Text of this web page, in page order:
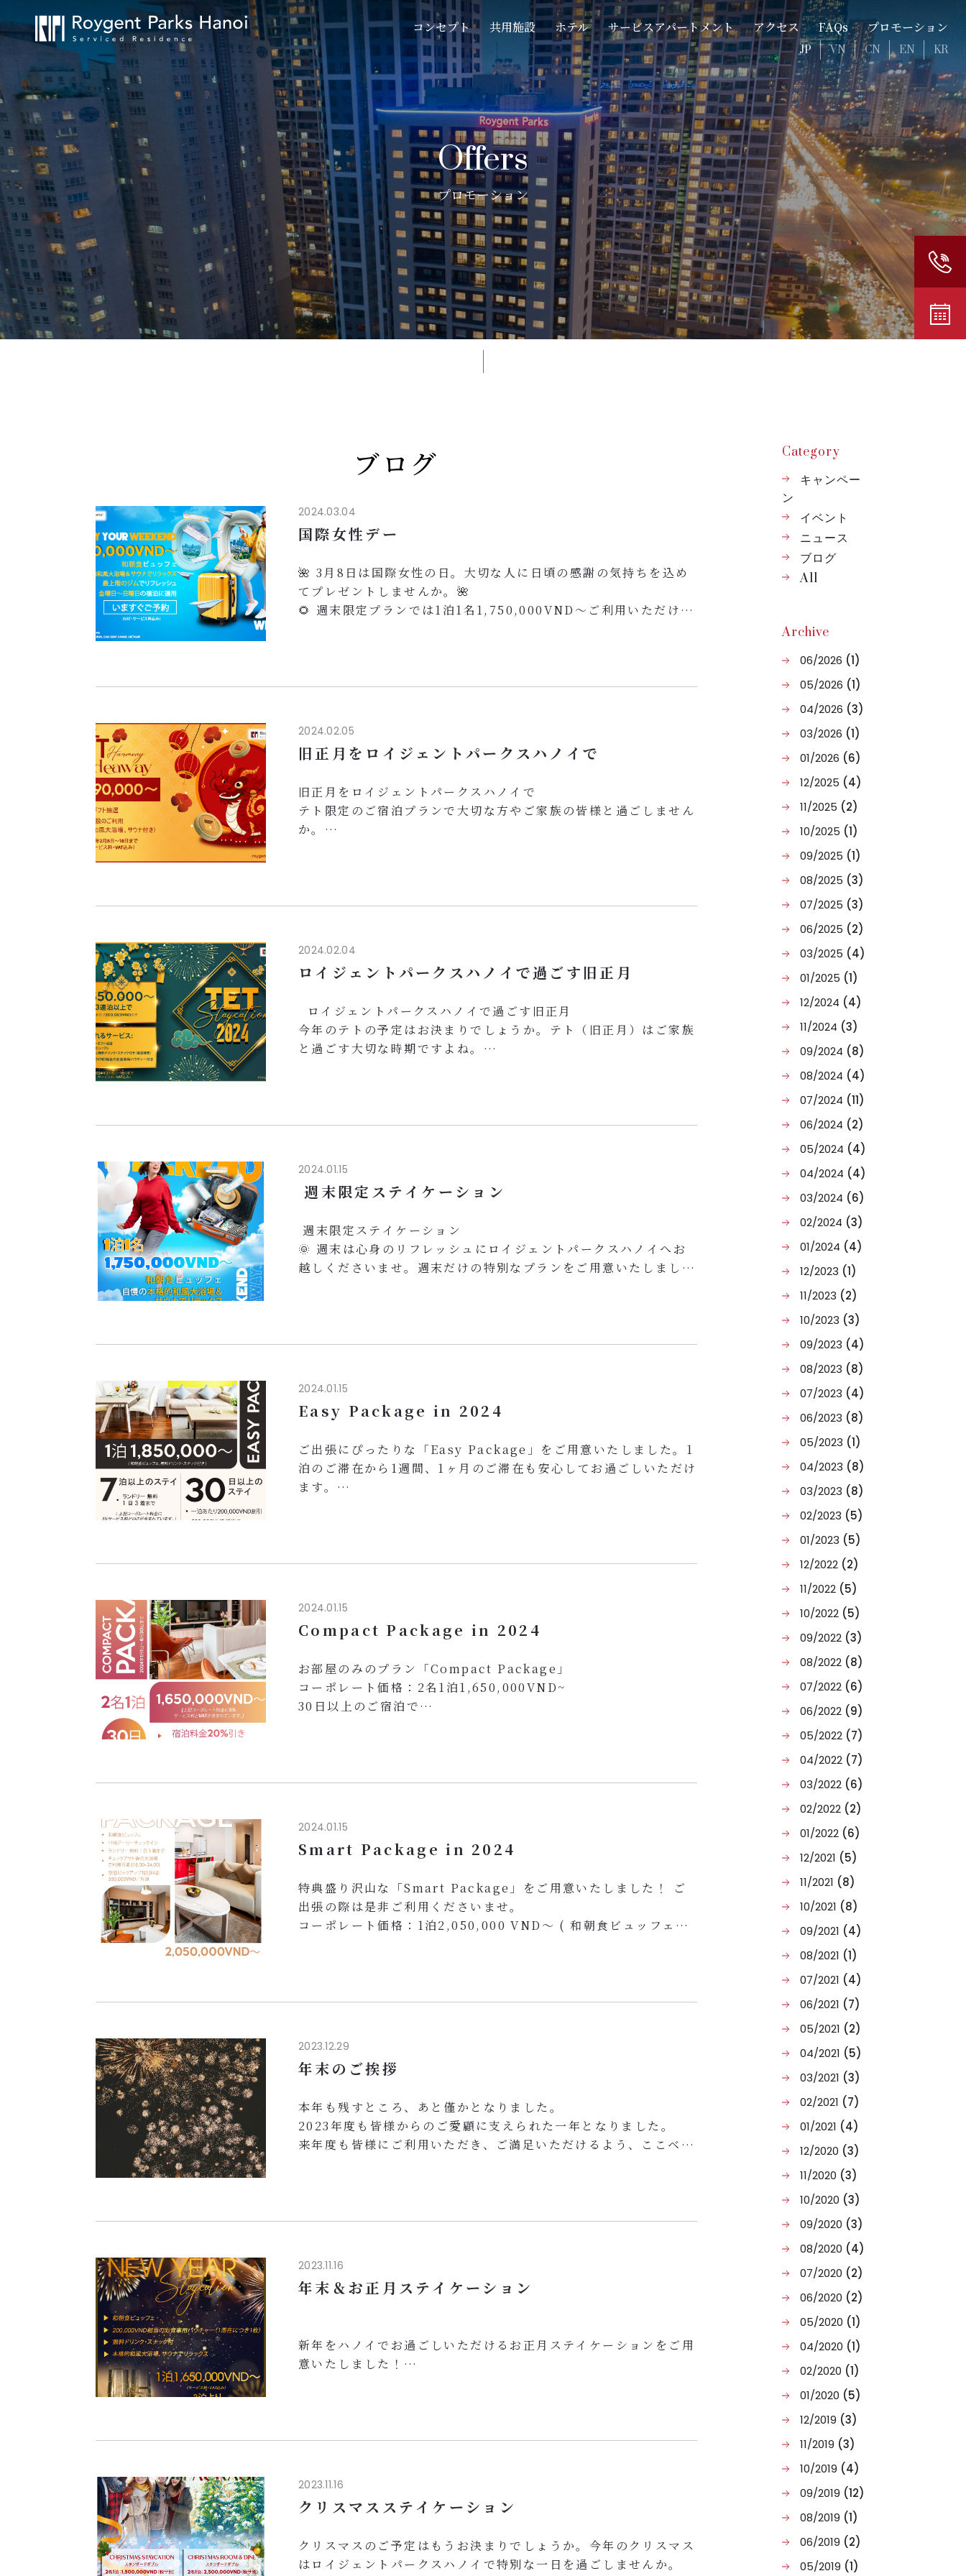
コンセプト 共用施設 ホテル サービスアパートメント アクセス FAQs プロモーション
JP VN CN EN KR
Offers
プロモーション
ブログ
2024.03.04
国際女性デー
🌺 3月8日は国際女性の日。大切な人に日頃の感謝の気持ちを込め
てプレゼントしませんか。🌺
🌻 週末限定プランでは1泊1名1,750,000VND～ご利用いただけま
最上階ジムでリフレッシュ
🔥 思い出に残るご滞...
2024.02.05
旧正月をロイジェントパークスハノイで
旧正月をロイジェントパークスハノイで
テト限定のご宿泊プランで大切な方やご家族の皆様と過ごしません
か。
2階レストランで日本食を堪能（テト特別メニューでのご提供とな
...
2024.02.04
ロイジェントパークスハノイで過ごす旧正月
ロイジェントパークスハノイで過ごす旧正月
今年のテトの予定はお決まりでしょうか。テト（旧正月）はご家族
と過ごす大切な時期ですよね。
和朝食ビュッフェ
2024.01.15
週末限定ステイケーション
週末限定ステイケーション
🌞 週末は心身のリフレッシュにロイジェントパークスハノイへお
越しくださいませ。週末だけの特別なプランをご用意いたしまし
本格的和風大浴場でリラックス
...
2024.01.15
Easy Package in 2024
ご出張にぴったりな「Easy Package」をご用意いたしました。1
泊のご滞在から1週間、1ヶ月のご滞在も安心してお過ごしいただけ
ます。
- ランドリー無料一日３着まで
快適なご滞...
2024.01.15
Compact Package in 2024
お部屋のみのプラン「Compact Package」
コーポレート価格：2名1泊1,650,000VND~
30日以上のご宿泊で
• 落ち着きのある客室
ご宿泊期間：2024年1月1日～6月30日 ...
2024.01.15
Smart Package in 2024
特典盛り沢山な「Smart Package」をご用意いたしました！ ご
出張の際は是非ご利用くださいませ。
コーポレート価格：1泊2,050,000 VND～ ( 和朝食ビュッフェ付)
３．11時アーリーチェックイン
2023.12.29
年末のご挨拶
本年も残すところ、あと僅かとなりました。
2023年度も皆様からのご愛顧に支えられた一年となりました。
来年度も皆様にご利用いただき、ご満足いただけるよう、ここベト
す。
2023.11.16
年末＆お正月ステイケーション
新年をハノイでお過ごしいただけるお正月ステイケーションをご用
意いたしました！
さらにニューイヤーステイケーションの特典として
ご宿...
2023.11.16
クリスマスステイケーション
クリスマスのご予定はもうお決まりでしょうか。今年のクリスマス
はロイジェントパークスハノイで特別な一日を過ごしませんか。
Category
キャンペー
ン
イベント
ニュース
ブログ
All
Archive
06/2026 (1)
05/2026 (1)
04/2026 (3)
03/2026 (1)
01/2026 (6)
12/2025 (4)
11/2025 (2)
10/2025 (1)
09/2025 (1)
08/2025 (3)
07/2025 (3)
06/2025 (2)
03/2025 (4)
01/2025 (1)
12/2024 (4)
11/2024 (3)
09/2024 (8)
08/2024 (4)
07/2024 (11)
06/2024 (2)
05/2024 (4)
04/2024 (4)
03/2024 (6)
02/2024 (3)
01/2024 (4)
12/2023 (1)
11/2023 (2)
10/2023 (3)
09/2023 (4)
08/2023 (8)
07/2023 (4)
06/2023 (8)
05/2023 (1)
04/2023 (8)
03/2023 (8)
02/2023 (5)
01/2023 (5)
12/2022 (2)
11/2022 (5)
10/2022 (5)
09/2022 (3)
08/2022 (8)
07/2022 (6)
06/2022 (9)
05/2022 (7)
04/2022 (7)
03/2022 (6)
02/2022 (2)
01/2022 (6)
12/2021 (5)
11/2021 (8)
10/2021 (8)
09/2021 (4)
08/2021 (1)
07/2021 (4)
06/2021 (7)
05/2021 (2)
04/2021 (5)
03/2021 (3)
02/2021 (7)
01/2021 (4)
12/2020 (3)
11/2020 (3)
10/2020 (3)
09/2020 (3)
08/2020 (4)
07/2020 (2)
06/2020 (2)
05/2020 (1)
04/2020 (1)
02/2020 (1)
01/2020 (5)
12/2019 (3)
11/2019 (3)
10/2019 (4)
09/2019 (12)
08/2019 (1)
06/2019 (2)
05/2019 (1)